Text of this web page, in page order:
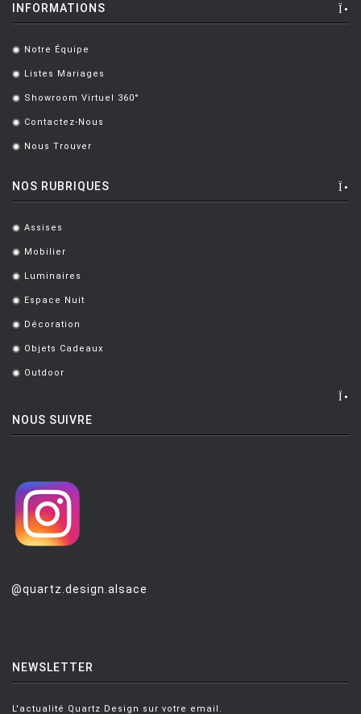
INFORMATIONS
. Notre Équipe
. Listes Mariages
. Showroom Virtuel 360°
. Contactez-Nous
. Nous Trouver
NOS RUBRIQUES
. Assises
. Mobilier
. Luminaires
. Espace Nuit
. Décoration
. Objets Cadeaux
. Outdoor
NOUS SUIVRE
@quartz.design.alsace
NEWSLETTER
L'actualité Quartz Design sur votre email.